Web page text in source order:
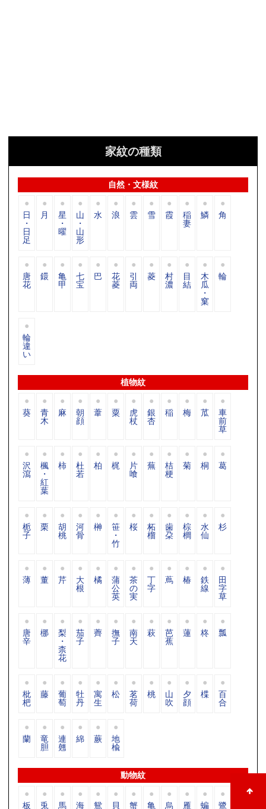
家紋の種類
自然・文様紋
日
・
日
足
月 星
・
曜
山
・
山
形
水 浪 雲 雪 霞 稲
妻
鱗 角
唐
花
鐶 亀
甲
七
宝
巴 花
菱
引
両
菱 村
濃
目
結
木
瓜
・
窠
輪
輪
違
い
植物紋
葵 青
木
麻 朝
顔
葦 粟 虎
杖
銀
杏
稲 梅 苽 車
前
草
沢
瀉
楓
・
紅
葉
柿 杜
若
柏 梶 片
喰
蕪 桔
梗
菊 桐 葛
栀
子
栗 胡
桃
河
骨
榊 笹
・
竹
桜 柘
榴
歯
朶
棕
櫚
水
仙
杉
薄 董 芹 大
根
橘 蒲
公
英
茶
の
実
丁
字
蔦 椿 鉄
線
田
字
草
唐
辛
梛 梨
・
柰
花
茄
子
薺 撫
子
南
天
萩 芭
蕉
蓮 柊 瓢
枇
杷
藤 葡
萄
牡
丹
寓
生
松 茗
荷
桃 山
吹
夕
顔
楪 百
合
蘭 竜
胆
連
翹
綿 蕨 地
楡
動物紋
板 兎 馬 海 鴛 貝 蟹 亀 烏 雁 蝙 鷺